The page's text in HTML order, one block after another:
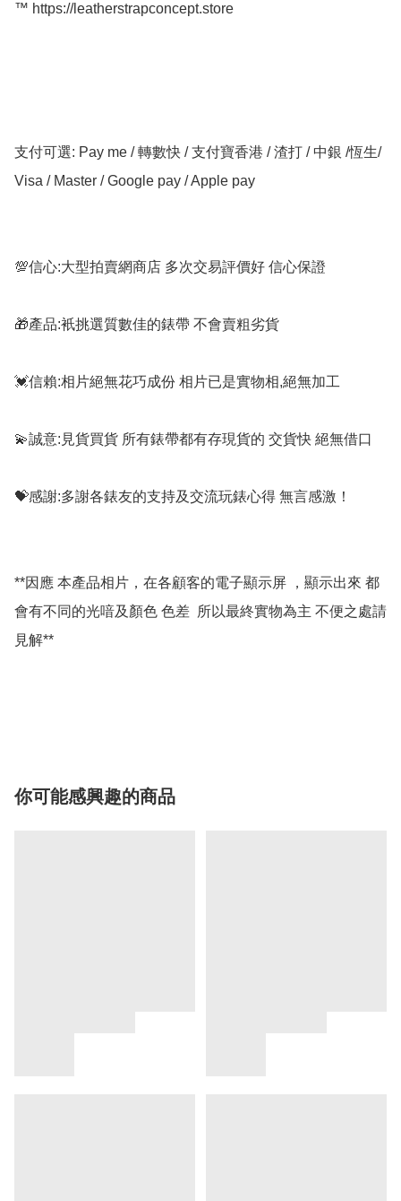
™️ https://leatherstrapconcept.store
支付可選: Pay me / 轉數快 / 支付寶香港 / 渣打 / 中銀 /恆生/
Visa / Master / Google pay / Apple pay
💯信心:大型拍賣網商店 多次交易評價好 信心保證
🎁產品:衹挑選質數佳的錶帶 不會賣粗劣貨
💓信賴:相片絕無花巧成份 相片已是實物相,絕無加工
💫誠意:見貨買貨 所有錶帶都有存現貨的 交貨快 絕無借口
💝感謝:多謝各錶友的支持及交流玩錶心得 無言感激！
**因應 本產品相片，在各顧客的電子顯示屏 ，顯示出來 都
會有不同的光喑及顏色 色差  所以最終實物為主 不便之處請
見解**
你可能感興趣的商品